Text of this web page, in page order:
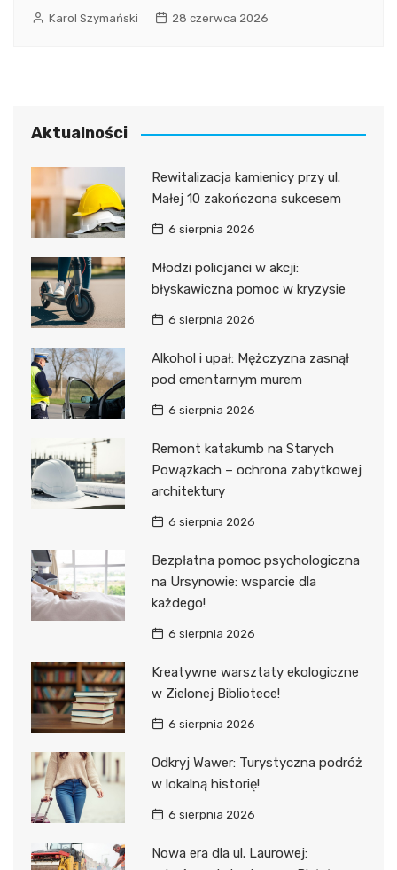
Karol Szymański 28 czerwca 2026
Aktualności
Rewitalizacja kamienicy przy ul.
Małej 10 zakończona sukcesem
6 sierpnia 2026
Młodzi policjanci w akcji:
błyskawiczna pomoc w kryzysie
6 sierpnia 2026
Alkohol i upał: Mężczyzna zasnął
pod cmentarnym murem
6 sierpnia 2026
Remont katakumb na Starych
Powązkach – ochrona zabytkowej
architektury
6 sierpnia 2026
Bezpłatna pomoc psychologiczna
na Ursynowie: wsparcie dla
każdego!
6 sierpnia 2026
Kreatywne warsztaty ekologiczne
w Zielonej Bibliotece!
6 sierpnia 2026
Odkryj Wawer: Turystyczna podróż
w lokalną historię!
6 sierpnia 2026
Nowa era dla ul. Laurowej: